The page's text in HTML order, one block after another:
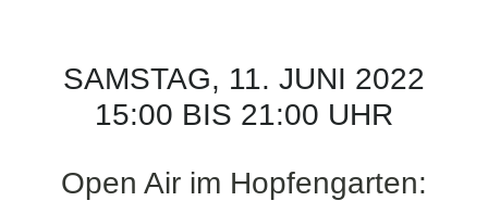
SAMSTAG, 11. JUNI 2022
15:00 BIS 21:00 UHR
Open Air im Hopfengarten: